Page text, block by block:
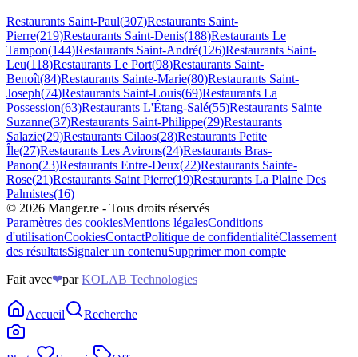
Restaurants Saint-Paul(307)Restaurants Saint-
Pierre(219)Restaurants Saint-Denis(188)Restaurants Le
Tampon(144)Restaurants Saint-André(126)Restaurants Saint-
Leu(118)Restaurants Le Port(98)Restaurants Saint-
Benoît(84)Restaurants Sainte-Marie(80)Restaurants Saint-
Joseph(74)Restaurants Saint-Louis(69)Restaurants La
Possession(63)Restaurants L'Étang-Salé(55)Restaurants Sainte
Suzanne(37)Restaurants Saint-Philippe(29)Restaurants
Salazie(29)Restaurants Cilaos(28)Restaurants Petite
Île(27)Restaurants Les Avirons(24)Restaurants Bras-
Panon(23)Restaurants Entre-Deux(22)Restaurants Sainte-
Rose(21)Restaurants Saint Pierre(19)Restaurants La Plaine Des
Palmistes(16)
© 2026 Manger.re - Tous droits réservés
Paramètres des cookiesMentions légalesConditions
d'utilisationCookiesContactPolitique de confidentialitéClassement
des résultatsSignaler un contenuSupprimer mon compte
Fait avec❤par KOLAB Technologies
Accueil Recherche